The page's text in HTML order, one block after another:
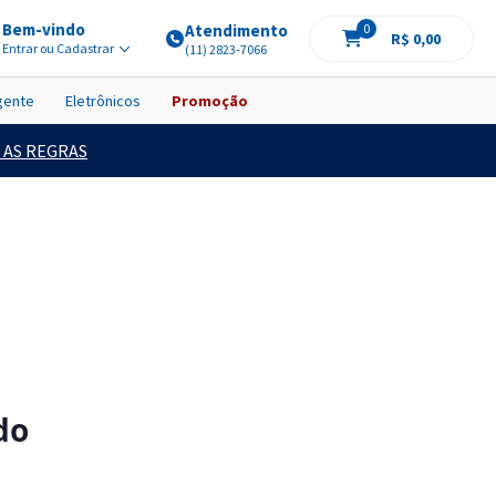
Bem-vindo
Entrar ou Cadastrar
Atendimento
(11) 2823-7066
0
R$ 0,00
Eletrônicos Promoção
REGRAS